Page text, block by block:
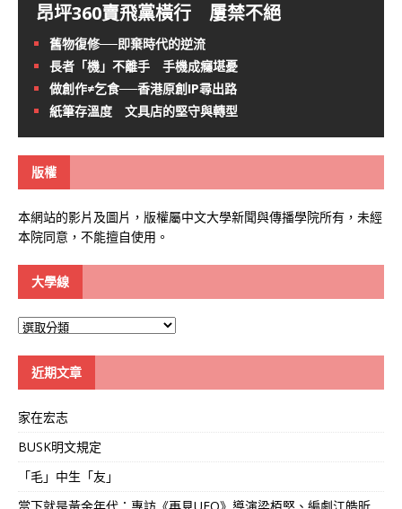
昂坪360賣飛黨橫行 屢禁不絕
舊物復修──即棄時代的逆流
長者「機」不離手 手機成癮堪憂
做創作≠乞食──香港原創IP尋出路
紙筆存溫度 文具店的堅守與轉型
版權
本網站的影片及圖片，版權屬中文大學新聞與傳播學院所有，未經
本院同意，不能擅自使用。
大學線
大
近期文章
家在宏志
BUSK明文規定
「毛」中生「友」